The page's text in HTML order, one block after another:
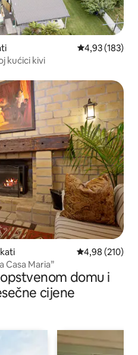
prosječna
4,93 (183)
kućici kivi
prosječna
4,98 (210)
Casa Maria”
domu i
cijene